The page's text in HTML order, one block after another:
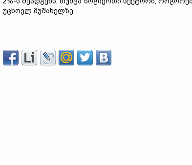
უცხოელ მუშახელზე.